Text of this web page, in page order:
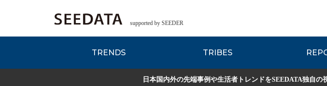
supported by SEEDER
TRENDS TRIBES
EDITORIAL REPORT Zsレポート 流通レポート
各種データのご紹介
日本国内外の先端事例や生活者トレンドをSEEDATA独自の